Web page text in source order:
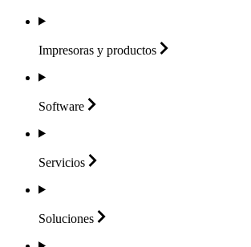
Impresoras y productos
Software
Servicios
Soluciones